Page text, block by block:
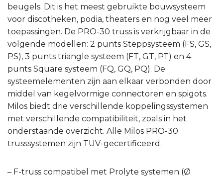
beugels. Dit is het meest gebruikte bouwsysteem
voor discotheken, podia, theaters en nog veel meer
toepassingen. De PRO-30 truss is verkrijgbaar in de
volgende modellen: 2 punts Steppsysteem (FS, GS,
PS), 3 punts triangle systeem (FT, GT, PT) en 4
punts Square systeem (FQ, GQ, PQ). De
systeemelementen zijn aan elkaar verbonden door
middel van kegelvormige connectoren en spigots.
Milos biedt drie verschillende koppelingssystemen
met verschillende compatibiliteit, zoals in het
onderstaande overzicht. Alle Milos PRO-30
trusssystemen zijn TÜV-gecertificeerd.
– F-truss compatibel met Prolyte systemen (Ø